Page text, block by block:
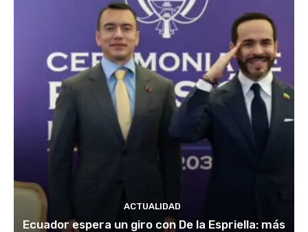
ACTUALIDAD
Ecuador espera un giro con De la Espriella: más